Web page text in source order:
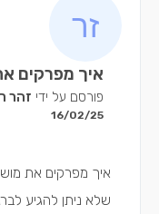
איך מפרקים
פורסם על ידי זהר
16/02/25
איך מפרקים את
שלא ניתן להגיע